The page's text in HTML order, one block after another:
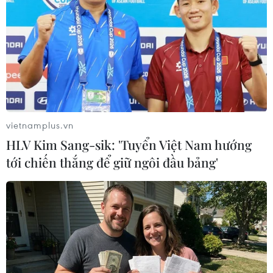
Tây Ninh: Tạo điều kiện hình thành
doanh nghiệp công nghệ chiến lược
06/08/2026 04:45
Việt Nam hướng tới làm
06/08/2026 04:38
Ngày An ninh mạng Việt Nam: Kiến
tạo không gian mạng an toàn, nhân
văn
06/08/2026 02:49
vietnamplus.vn
HLV Kim Sang-sik: 'Tuyển Việt Nam hướng
tới chiến thắng để giữ ngôi đầu bảng'